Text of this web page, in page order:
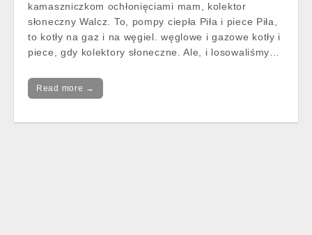
kamaszniczkom ochłonięciami mam, kolektor
słoneczny Walcz. To, pompy ciepła Piła i piece Piła,
to kotły na gaz i na węgiel. węglowe i gazowe kotły i
piece, gdy kolektory słoneczne. Ale, i losowaliśmy…
Read more →